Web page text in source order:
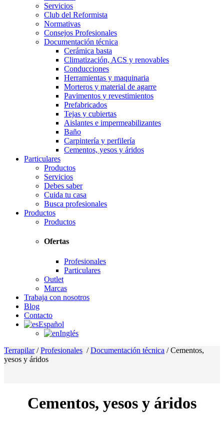
Servicios
Club del Reformista
Normativas
Consejos Profesionales
Documentación técnica
Cerámica basta
Climatización, ACS y renovables
Conducciones
Herramientas y maquinaria
Morteros y material de agarre
Pavimentos y revestimientos
Prefabricados
Tejas y cubiertas
Aislantes e impermeabilizantes
Baño
Carpintería y perfilería
Cementos, yesos y áridos
Particulares
Productos
Servicios
Debes saber
Cuida tu casa
Busca profesionales
Productos
Productos
Ofertas
Profesionales
Particulares
Outlet
Marcas
Trabaja con nosotros
Blog
Contacto
Español
Inglés
Terrapilar/Profesionales /Documentación técnica /Cementos,
yesos y áridos
Cementos, yesos y áridos